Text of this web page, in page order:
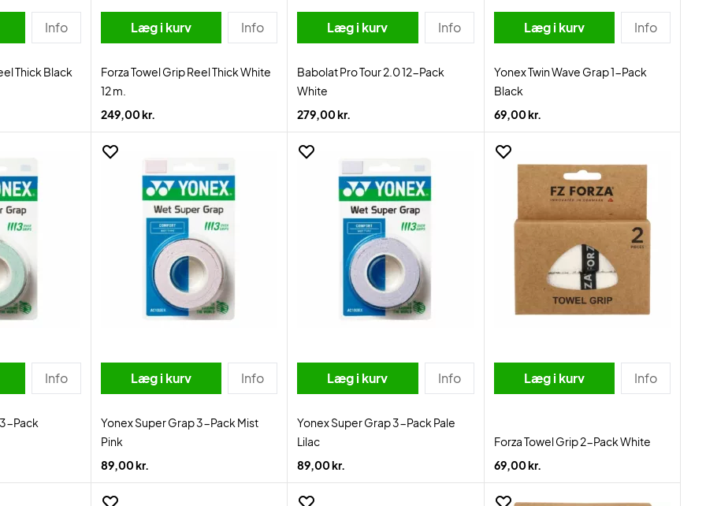
Info
Thick Black
Læg i kurv Info
Forza Towel Grip Reel Thick White
12 m.
249,00 kr.
Læg i kurv Info
Babolat Pro Tour 2.0 12-Pack
White
279,00 kr.
Læg i kurv Info
Yonex Twin Wave Grap 1-Pack
Black
69,00 kr.
Info
Pack
Læg i kurv Info
Yonex Super Grap 3-Pack Mist
Pink
89,00 kr.
Læg i kurv Info
Yonex Super Grap 3-Pack Pale
Lilac
89,00 kr.
Læg i kurv Info
Forza Towel Grip 2-Pack White
69,00 kr.